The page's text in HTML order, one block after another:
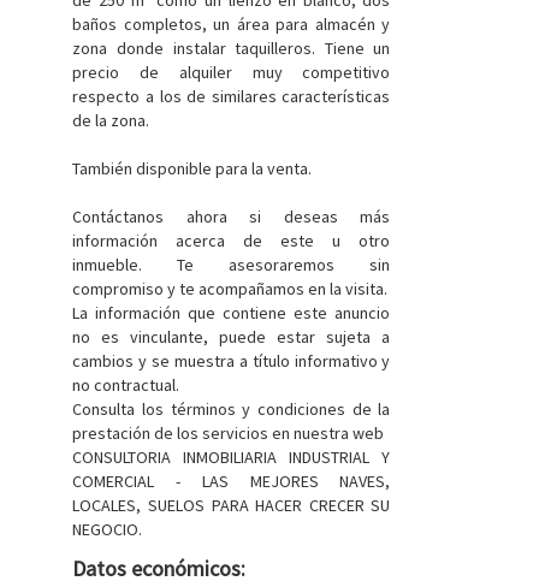
baños completos, un área para almacén y
zona donde instalar taquilleros. Tiene un
precio de alquiler muy competitivo
respecto a los de similares características
de la zona.
También disponible para la venta.
Contáctanos ahora si deseas más
información acerca de este u otro
inmueble. Te asesoraremos sin
compromiso y te acompañamos en la visita.
La información que contiene este anuncio
no es vinculante, puede estar sujeta a
cambios y se muestra a título informativo y
no contractual.
Consulta los términos y condiciones de la
prestación de los servicios en nuestra web
CONSULTORIA INMOBILIARIA INDUSTRIAL Y
COMERCIAL - LAS MEJORES NAVES,
LOCALES, SUELOS PARA HACER CRECER SU
NEGOCIO.
Datos económicos: